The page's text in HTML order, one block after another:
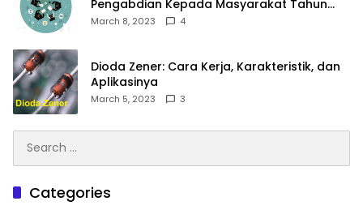
Pengabdian Kepada Masyarakat Tahun
2023
March 8, 2023 4
Dioda Zener: Cara Kerja, Karakteristik, dan
Aplikasinya
March 5, 2023 3
for:
Categories